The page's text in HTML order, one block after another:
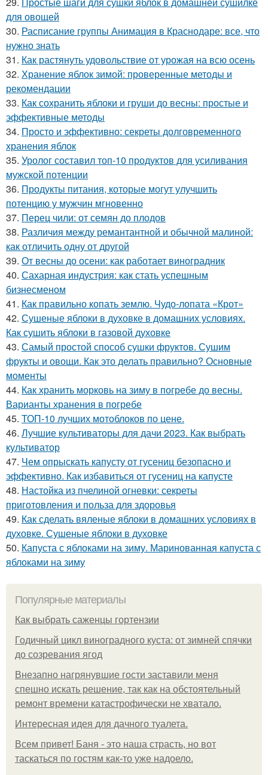
для овощей
30. Расписание группы Анимация в Краснодаре: все, что
нужно знать
31. Как растянуть удовольствие от урожая на всю осень
32. Хранение яблок зимой: проверенные методы и
рекомендации
33. Как сохранить яблоки и груши до весны: простые и
эффективные методы
34. Просто и эффективно: секреты долговременного
хранения яблок
35. Уролог составил топ-10 продуктов для усиливания
мужской потенции
36. Продукты питания, которые могут улучшить
потенцию у мужчин мгновенно
37. Перец чили: от семян до плодов
38. Различия между ремантантной и обычной малиной:
как отличить одну от другой
39. От весны до осени: как работает виноградник
40. Сахарная индустрия: как стать успешным
бизнесменом
41. Как правильно копать землю. Чудо-лопата «Крот»
42. Сушеные яблоки в духовке в домашних условиях.
Как сушить яблоки в газовой духовке
43. Самый простой способ сушки фруктов. Сушим
фрукты и овощи. Как это делать правильно? Основные
моменты
44. Как хранить морковь на зиму в погребе до весны.
Варианты хранения в погребе
45. ТОП-10 лучших мотоблоков по цене.
46. Лучшие культиваторы для дачи 2023. Как выбрать
культиватор
47. Чем опрыскать капусту от гусениц безопасно и
эффективно. Как избавиться от гусениц на капусте
48. Настойка из пчелиной огневки: секреты
приготовления и польза для здоровья
49. Как сделать вяленые яблоки в домашних условиях в
духовке. Сушеные яблоки в духовке
50. Капуста с яблоками на зиму. Маринованная капуста с
яблоками на зиму
Популярные материалы
Как выбрать саженцы гортензии
Годичный цикл виноградного куста: от зимней спячки
до созревания ягод
Внезапно нагрянувшие гости заставили меня
спешно искать решение, так как на обстоятельный
ремонт времени катастрофически не хватало.
Интересная идея для дачного туалета.
Всем привет! Баня - это наша страсть, но вот
таскаться по гостям как-то уже надоело.